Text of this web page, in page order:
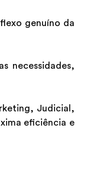
genuíno da
necessidades,
Judicial,
eficiência e